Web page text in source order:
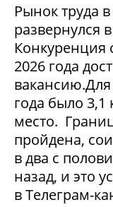
Рынок труда
развернулся
Конкуренция
2026 года
года было 3,1
место.
пройдена,
в два с
назад, и это
в Телеграм-